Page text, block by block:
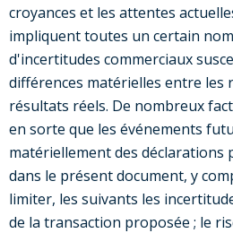
croyances et les attentes
impliquent toutes un certain
d'incertitudes commerciaux
différences matérielles entre les
résultats réels. De nombreux
en sorte que les événements
matériellement des déclarations
dans le présent document, y
limiter, les suivants les
de la transaction proposée ; le